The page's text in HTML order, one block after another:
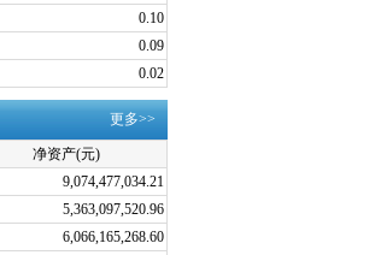
0.10
0.09
0.02
更多>>
净资产(元)
9,074,477,034.21
5,363,097,520.96
6,066,165,268.60